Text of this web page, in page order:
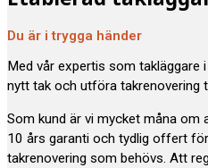
Du är i trygga händer
Med vår expertis som takläggare
nytt tak och utföra takrenovering
Som kund är vi mycket måna om
10 års garanti och tydlig offert
takrenovering som behövs. Att